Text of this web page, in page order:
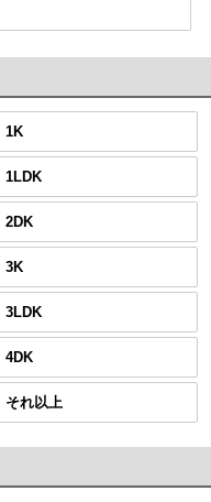
1K
1LDK
2DK
3K
3LDK
4DK
それ以上